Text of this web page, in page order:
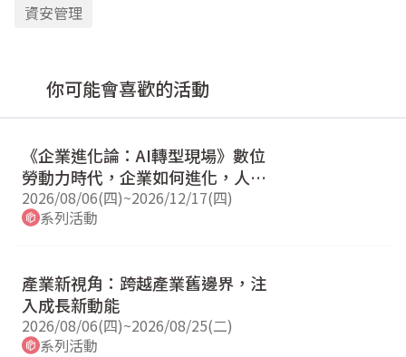
資安管理
你可能會喜歡的活動
《企業進化論：AI轉型現場》數位
勞動力時代，企業如何進化，人如
何升級？
2026/08/06(四)~2026/12/17(四)
系列活動
產業新視角：跨越產業舊邊界，注
入成長新動能
2026/08/06(四)~2026/08/25(二)
系列活動